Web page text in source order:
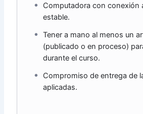
Computadora con conexión
estable.
Tener a mano al menos un
(publicado o en proceso)
durante el curso.
Compromiso de entrega de
aplicadas.